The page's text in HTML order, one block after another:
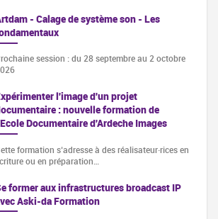
- Calage de système son - Les
session : du 28 septembre au 2 octobre
l'image d'un projet
: nouvelle formation de
Documentaire d'Ardeche Images
formation s‘adresse à des réalisateur·rices en
ou en préparation…
former aux infrastructures broadcast IP
Aski-da Formation